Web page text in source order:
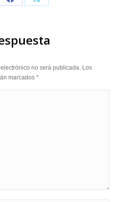
Share
Share
no será publicada. Los
marcados *